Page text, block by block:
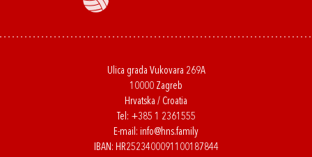
Ulica grada Vukovara 269A
10000 Zagreb
Hrvatska / Croatia
Tel: +385 1 2361555
E-mail: info@hns.family
IBAN: HR2523400091100187844